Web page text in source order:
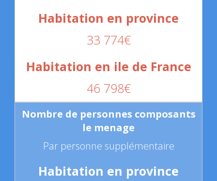
33 774€
46 798€
Par personne supplémentaire